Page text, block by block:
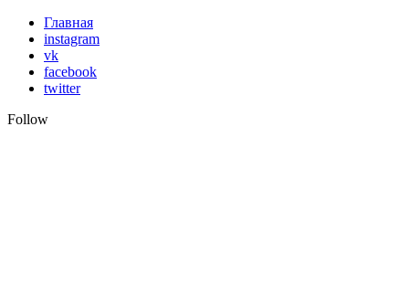
Skip
content
Главная
instagram
vk
facebook
twitter
Follow